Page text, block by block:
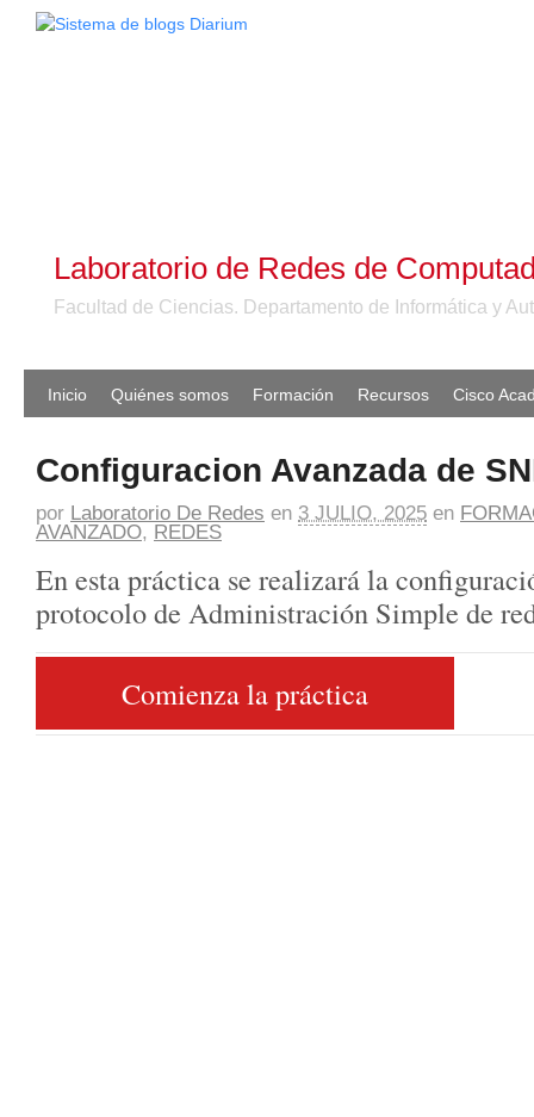
Laboratorio de Redes de
Facultad de Ciencias. Departamento de Informática y
Inicio Quiénes somos Formación Recursos Cisco
Configuracion Avanzada de
por Laboratorio De Redes en 3 JULIO, 2025 en
AVANZADO, REDES
En esta práctica se realizará la
protocolo de Administración Simple de
Comienza la práctica